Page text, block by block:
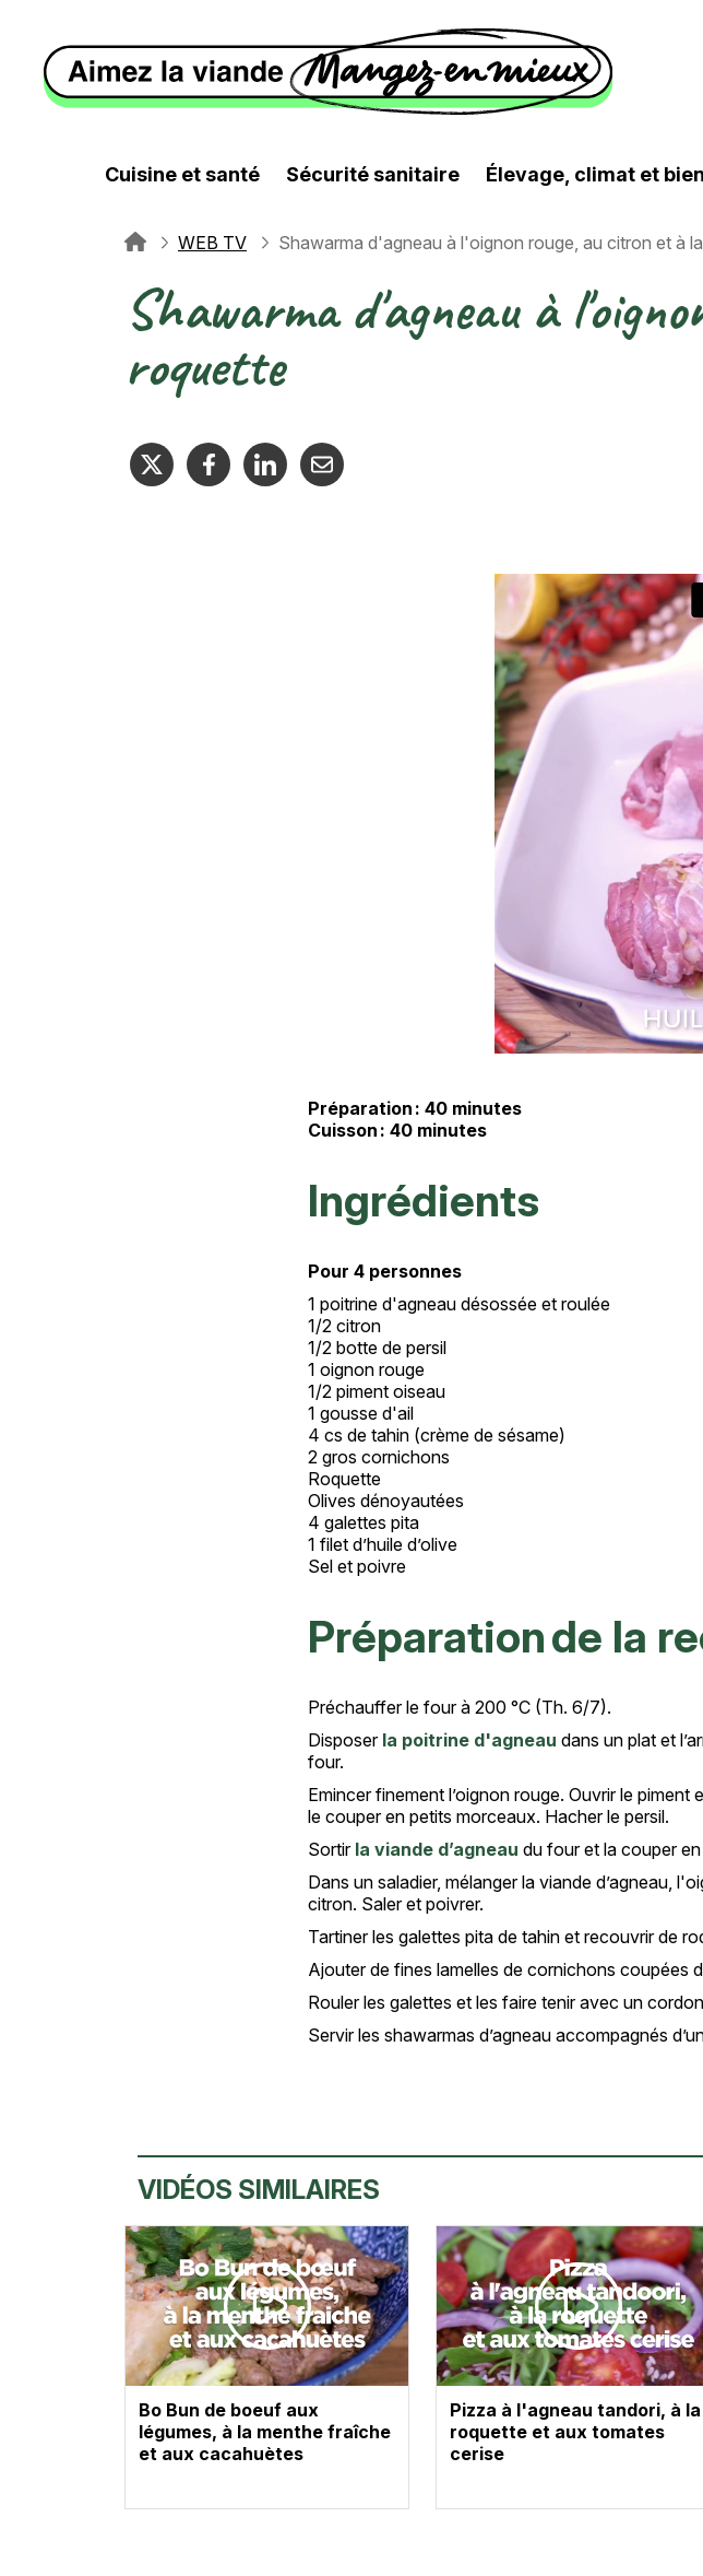
Cuisine et santé Sécurité sanitaire Élevage, climat et
Fil d'ArianeWEB TV Shawarma d'agneau à l'oignon rouge, au citron et à
Shawarma d'agneau à
roquette
Préparation : 40 minutes
Cuisson : 40 minutes
Ingrédients
Pour 4 personnes
1 poitrine d'agneau désossée et roulée
1/2 citron
1/2 botte de persil
1 oignon rouge
1/2 piment oiseau
1 gousse d'ail
4 cs de tahin (crème de sésame)
2 gros cornichons
Roquette
Olives dénoyautées
4 galettes pita
1 filet d’huile d’olive
Sel et poivre
Préparation de la
Préchauffer le four à 200 °C (Th. 6/7).
Disposer la poitrine d'agneau dans un plat et
four.
Emincer finement l’oignon rouge. Ouvrir le
le couper en petits morceaux. Hacher le persil.
Sortir la viande d’agneau du four et la couper
Dans un saladier, mélanger la viande d’agneau,
citron. Saler et poivrer.
Tartiner les galettes pita de tahin et recouvrir de
Ajouter de fines lamelles de cornichons coupées
Rouler les galettes et les faire tenir avec un
Servir les shawarmas d’agneau accompagnés
VIDÉOS SIMILAIRES
Bo Bun de boeuf aux
légumes, à la menthe fraîche
et aux cacahuètes
Pizza à l'agneau tandori, à la
roquette et aux tomates
cerise